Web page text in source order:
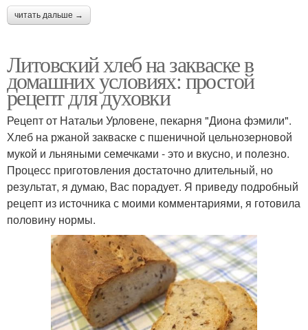
читать дальше →
Литовский хлеб на закваске в
домашних условиях: простой
рецепт для духовки
Рецепт от Натальи Урловене, пекарня "Диона фэмили".
Хлеб на ржаной закваске с пшеничной цельнозерновой
мукой и льняными семечками - это и вкусно, и полезно.
Процесс приготовления достаточно длительный, но
результат, я думаю, Вас порадует. Я приведу подробный
рецепт из источника с моими комментариями, я готовила
половину нормы.